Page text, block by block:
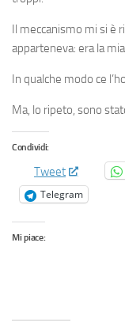
Il meccanismo mi si è
apparteneva: era la
In qualche modo ce
Ma, lo ripeto, sono
Condividi:
Tweet
Telegram
Mi piace: